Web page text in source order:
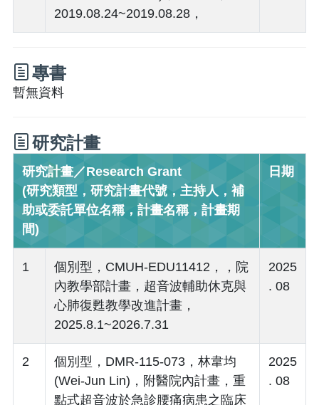
2019.08.24~2019.08.28，
專書
暫無資料
研究計畫
研究計畫／Research Grant
(研究類型，研究計畫代號，主持人，補
助或委託單位名稱，計畫名稱，計畫期
間)
日期
1
個別型，CMUH-EDU11412，，院
內教學部計畫，超音波輔助休克與
心肺復甦教學改進計畫，
2025.8.1~2026.7.31
2025
. 08
2
個別型，DMR-115-073，林韋均
(Wei-Jun Lin)，附醫院內計畫，重
點式超音波於急診腰痛病患之臨床
2025
. 08